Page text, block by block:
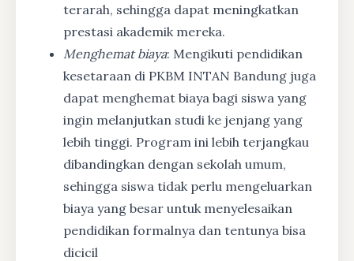
terarah, sehingga dapat meningkatkan
prestasi akademik mereka.
Menghemat biaya: Mengikuti pendidikan
kesetaraan di PKBM INTAN Bandung juga
dapat menghemat biaya bagi siswa yang
ingin melanjutkan studi ke jenjang yang
lebih tinggi. Program ini lebih terjangkau
dibandingkan dengan sekolah umum,
sehingga siswa tidak perlu mengeluarkan
biaya yang besar untuk menyelesaikan
pendidikan formalnya dan tentunya bisa
dicicil